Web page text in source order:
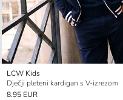
LCW Kids
Dječji pleteni kardigan s V-izrezom
8.95 EUR